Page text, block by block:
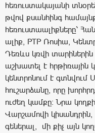
հեռուստակայանի
թվով քսանհինգ
հեռուստաալիքները՝
ալիք, РТР Ռոսիա,
Դեռևս կռվի
աշխատել է հրթիռային
կենտրոնում է գտնվում
հուշարձանը, որը
ուժեղ կամքը: Նրա
Վարշամովի
գեներալ, մի քիչ այն